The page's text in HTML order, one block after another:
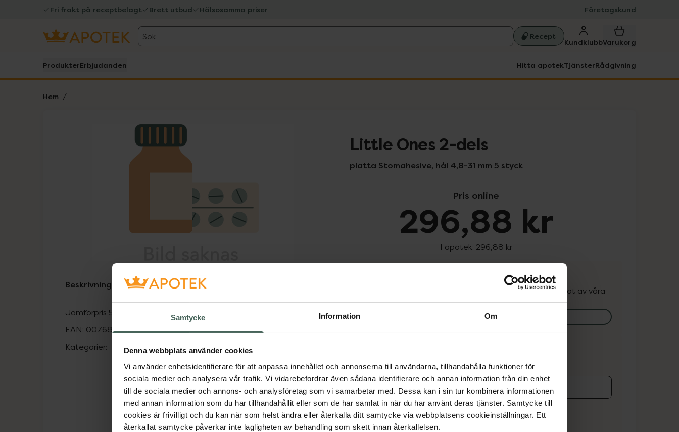
Samtycke Information Om
Denna webbplats använder cookies
Vi använder enhetsidentifierare för att anpassa innehållet och annonserna till användarna, tillhandahålla funktioner för
sociala medier och analysera vår trafik. Vi vidarebefordrar även sådana identifierare och annan information från din enhet
till de sociala medier och annons- och analysföretag som vi samarbetar med. Dessa kan i sin tur kombinera informationen
med annan information som du har tillhandahållit eller som de har samlat in när du har använt deras tjänster. Samtycke till
cookies är frivilligt och du kan när som helst ändra eller återkalla ditt samtycke via webbplatsens cookieinställningar. Ett
återkallat samtycke påverkar inte lagligheten av behandling som skett innan återkallelsen.
Fri frakt på receptbelagt Brett utbud Hälsosamma priser Företagskund
Sök Recept
KundklubbVarukorg
ProdukterErbjudanden Hitta apotekTjänsterRådgivning
Hem
Lista: . Innehåller 1 objekt. Little Ones 2-dels
platta Stomahesive, hål 4,8-31 mm 5 styck
Pris online
296,88 kr
I apotek: 296,88 kr
Tillfälligt slut online. Varan kan finnas i lager hos något av våra
fysiska Kronans Apotek.
Se lagerstatus på apotek
Din e-postadress
Jag accepterar villkoren
Spara
Beskrivning
Jämförpris 59,38 kr
EAN: 00768455099405
Kategorier: